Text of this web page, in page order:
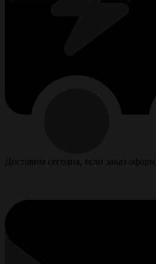
Доставим сегодня, если заказ